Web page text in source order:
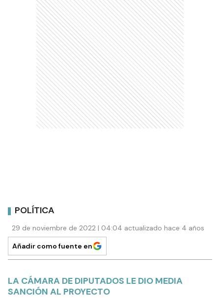
POLÍTICA
29 de noviembre de 2022 | 04:04 actualizado hace 4 años
Añadir como fuente en
LA CÁMARA DE DIPUTADOS LE DIO MEDIA
SANCIÓN AL PROYECTO